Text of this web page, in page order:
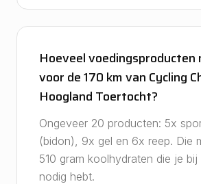
Hoeveel voedingsproducten
voor de 170 km van Cycling
Hoogland Toertocht?
Ongeveer 20 producten: 5x
(bidon), 9x gel en 6x reep. Die
510 gram koolhydraten die je
nodig hebt.